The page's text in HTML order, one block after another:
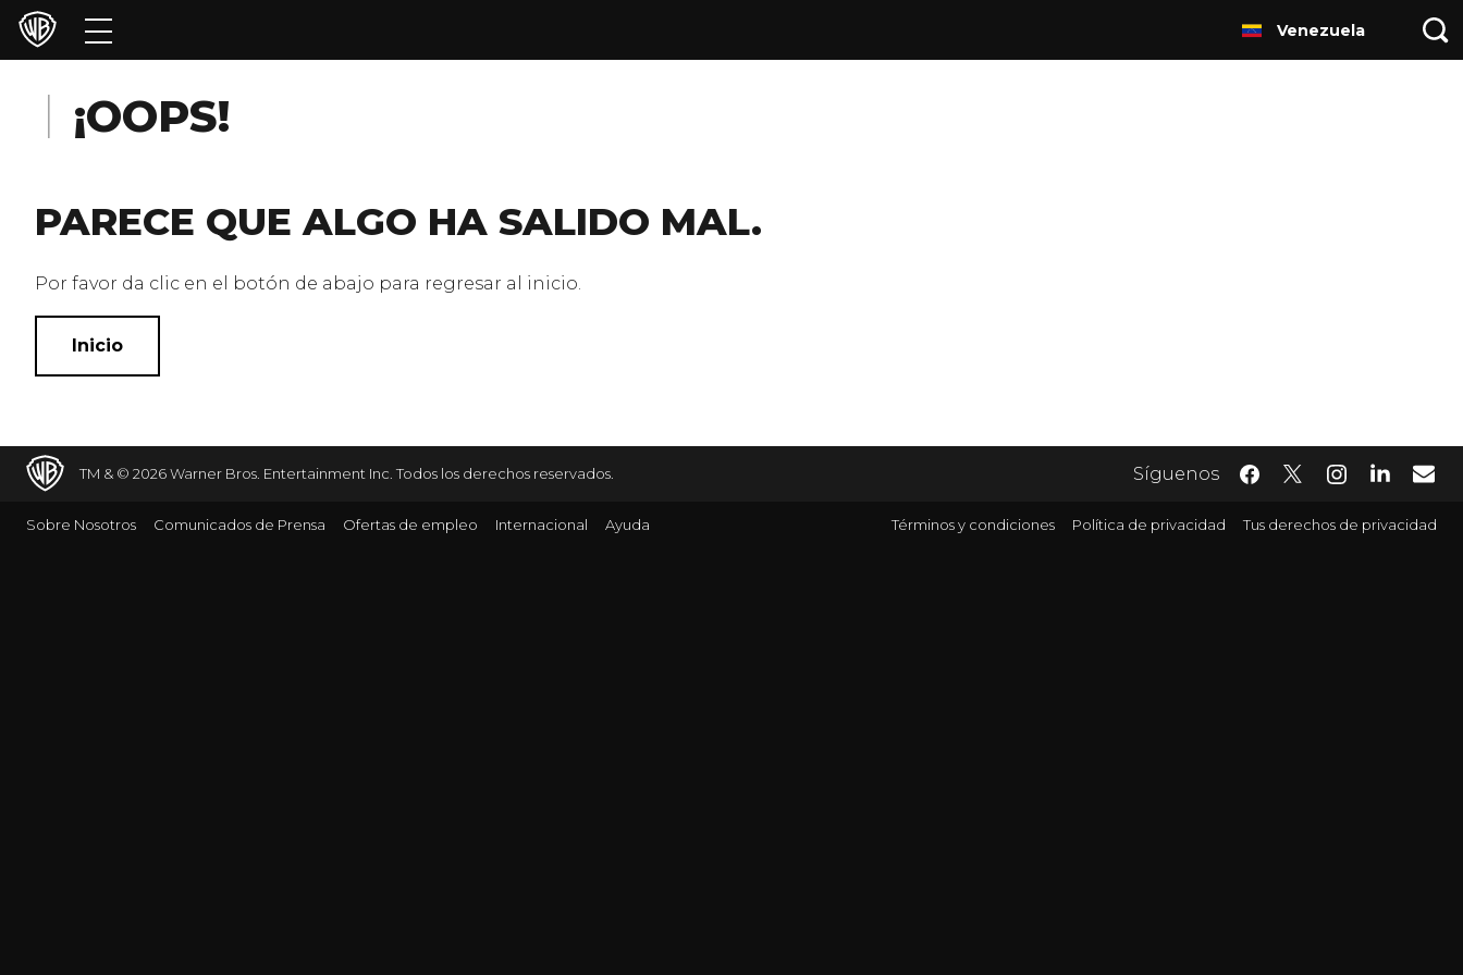
Películas
Franquicias
Colecciones
Noticias
Venezuela
¡OOPS!
PARECE QUE ALGO HA SALIDO MAL.
Por favor da clic en el botón de abajo para regresar al inicio.
Inicio
TM & © 2026 Warner Bros. Entertainment Inc. Todos los derechos reservados. Síguenos
Sobre Nosotros Comunicados de Prensa Ofertas de empleo Internacional Ayuda Términos y condiciones Política de privacidad Tus derechos de privacidad